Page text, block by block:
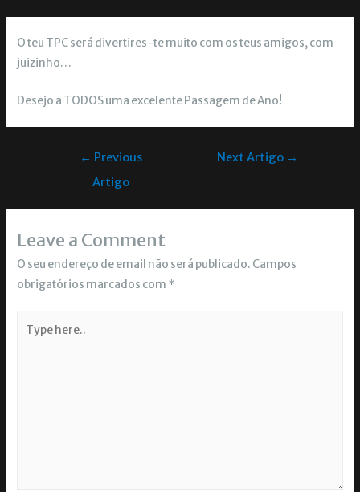
O teu TPC será divertires-te muito com os teus amigos, com
juizinho…
Desejo a TODOS uma excelente Passagem de Ano!
← Previous
Artigo
Next Artigo →
Leave a Comment
O seu endereço de email não será publicado. Campos
obrigatórios marcados com *